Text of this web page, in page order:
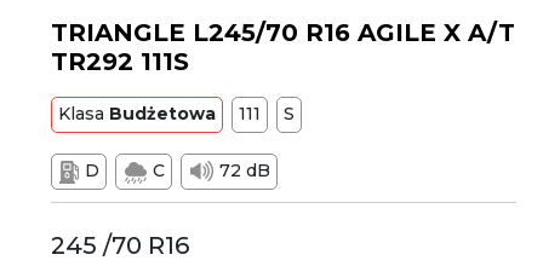
TRIANGLE L245/70 R16 AGILE X A/T
TR292 111S
Klasa Budżetowa 111 S
D C 72 dB
245 /70 R16